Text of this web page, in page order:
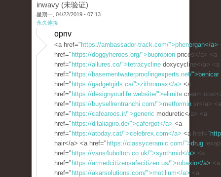
inwavy (未验证)
星期一, 04/22/2019 - 07:13
永久连接
opnv
<a href=" https://ambassador-track.com/">phenergan</a>
href=" https://doggyheroes.org/">bupropion prices</a> <a
href=" https://allures.co/">tetracycline doxycycline</a> <a
href=" https://basementwaterproofingexperts.net/">benicar
href=" https://gadgetgirls.ca/">zithromax</a> <a
href=" https://designyourlife.website/">elimite cream
href=" https://buysellrentranchi.com/">metformin sr</a> <a
href=" https://cafearoos.ir/">generic moduretic</a> <a
href=" https://ditaliagiro.de/">cafergot</a> <a
href=" https://atoday.cat/">celebrex.com</a> <a href="
hair</a> <a href=" https://classyceramic.com/">drug
href=" https://vans4ubolton.co.uk/">synthroid</a> <a
href=" https://armedcitizensafecitizen.us/">robaxin</a> <a
href=" https://akarsolutions.com/">motilium</a> <a